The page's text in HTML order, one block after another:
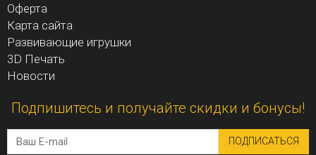
Оферта
Карта сайта
Развивающие игрушки
3D Печать
Новости
Подпишитесь и получайте скидки и бонусы!
ПОДПИСАТЬСЯ